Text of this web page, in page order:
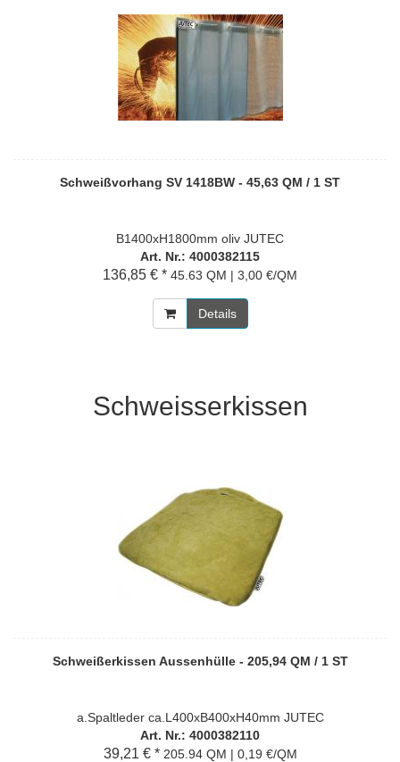
Schweißvorhang SV 1418BW - 45,63 QM / 1 ST
B1400xH1800mm oliv JUTEC
Art. Nr.: 4000382115
136,85 € * 45.63 QM | 3,00 €/QM
Details
Schweisserkissen
Schweißerkissen Aussenhülle - 205,94 QM / 1 ST
a.Spaltleder ca.L400xB400xH40mm JUTEC
Art. Nr.: 4000382110
39,21 € * 205.94 QM | 0,19 €/QM